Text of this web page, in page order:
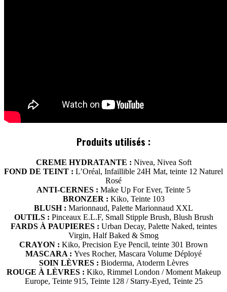
Produits utilisés :
CREME HYDRATANTE : Nivea, Nivea Soft
FOND DE TEINT : L’Oréal, Infaillible 24H Mat, teinte 12 Naturel
Rosé
ANTI-CERNES : Make Up For Ever, Teinte 5
BRONZER : Kiko, Teinte 103
BLUSH : Marionnaud, Palette Marionnaud XXL
OUTILS : Pinceaux E.L.F, Small Stipple Brush, Blush Brush
FARDS À PAUPIERES : Urban Decay, Palette Naked, teintes
Virgin, Half Baked & Smog
CRAYON : Kiko, Precision Eye Pencil, teinte 301 Brown
MASCARA : Yves Rocher, Mascara Volume Déployé
SOIN LÈVRES : Bioderma, Atoderm Lèvres
ROUGE À LÈVRES : Kiko, Rimmel London / Moment Makeup
Europe, Teinte 915, Teinte 128 / Starry-Eyed, Teinte 25